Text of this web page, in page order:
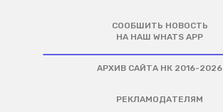
СООБШИТЬ НОВОСТЬ
НА НАШ WHATS APP
АРХИВ САЙТА НК 2016-2026
РЕКЛАМОДАТЕЛЯМ